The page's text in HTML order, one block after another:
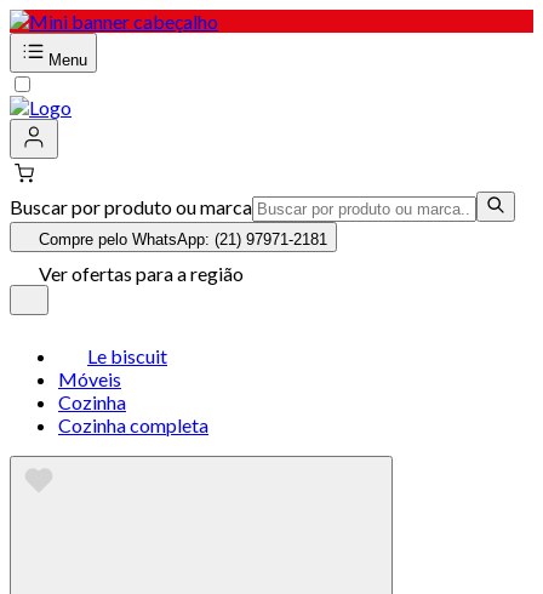
Menu
Buscar por produto ou marca
Compre pelo WhatsApp: (21) 97971-2181
Ver ofertas para a região
Le biscuit
Móveis
Cozinha
Cozinha completa